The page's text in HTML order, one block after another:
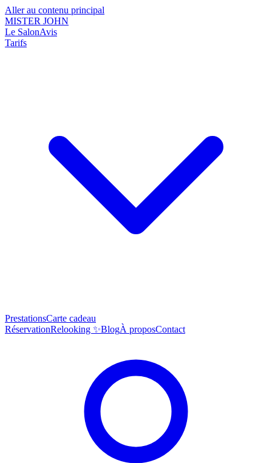
Aller au contenu principal
MISTER JOHN
Le SalonAvis
Tarifs
PrestationsCarte cadeau
RéservationRelooking ✨BlogÀ proposContact